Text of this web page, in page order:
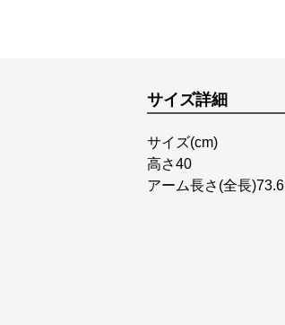
サイズ詳細
サイズ(cm)
高さ40
アーム長さ(全長)73.6